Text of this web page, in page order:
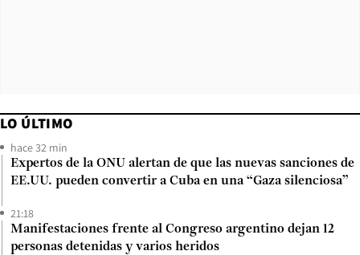
LO ÚLTIMO
hace 32 min
Expertos de la ONU alertan de que las nuevas sanciones de
EE.UU. pueden convertir a Cuba en una “Gaza silenciosa”
21:18
Manifestaciones frente al Congreso argentino dejan 12
personas detenidas y varios heridos